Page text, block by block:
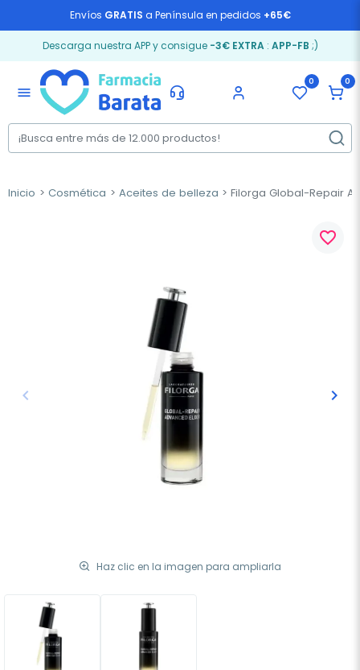
Envíos GRATIS a Península en pedidos +65€
Descarga nuestra APP y consigue -3€ EXTRA: APP-FB ;)
menu
0 0
Inicio Cosmética Aceites de belleza Filorga Global-Repair
Anterior
keyboard_arrow_left keyboard_arrow_right
Haz clic en la imagen para ampliarla
favorite_border